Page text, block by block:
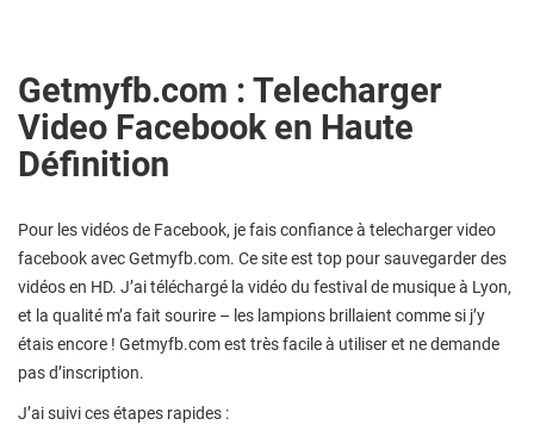
Getmyfb.com : Telecharger
Video Facebook en Haute
Définition
Pour les vidéos de Facebook, je fais confiance à telecharger video
facebook avec Getmyfb.com. Ce site est top pour sauvegarder des
vidéos en HD. J’ai téléchargé la vidéo du festival de musique à Lyon,
et la qualité m’a fait sourire – les lampions brillaient comme si j’y
étais encore ! Getmyfb.com est très facile à utiliser et ne demande
pas d’inscription.
J’ai suivi ces étapes rapides :